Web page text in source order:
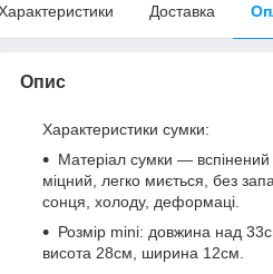
Доставка
Опис
Характеристики сумки:
Матеріал сумки — вспінений
міцний, легко миється, без
сонця, холоду, деформаці.
Розмір mini: довжина над
висота 28см, ширина 12см.